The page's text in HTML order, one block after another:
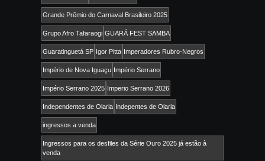
Grande Prêmio do Carnaval Brasileiro 2025
Grupo Afro Tafaraogi GUARÁ FEST SAMBA
Guaratinguetá SP Igor Pitta Imperadores Rubro-Negros
Império de Nova Iguaçu Império Serrano
Império Serrano 2025 Imperio Serrano 2026
Independentes de Olaria Indepentes de Olaria
ingressos a venda
Ingressos para os desfiles da Série Ouro 2025 já estão à
venda